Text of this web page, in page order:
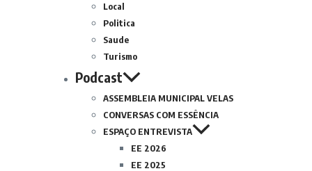
Local
Politica
Saude
Turismo
Podcast
ASSEMBLEIA MUNICIPAL VELAS
CONVERSAS COM ESSÊNCIA
ESPAÇO ENTREVISTA
EE 2026
EE 2025